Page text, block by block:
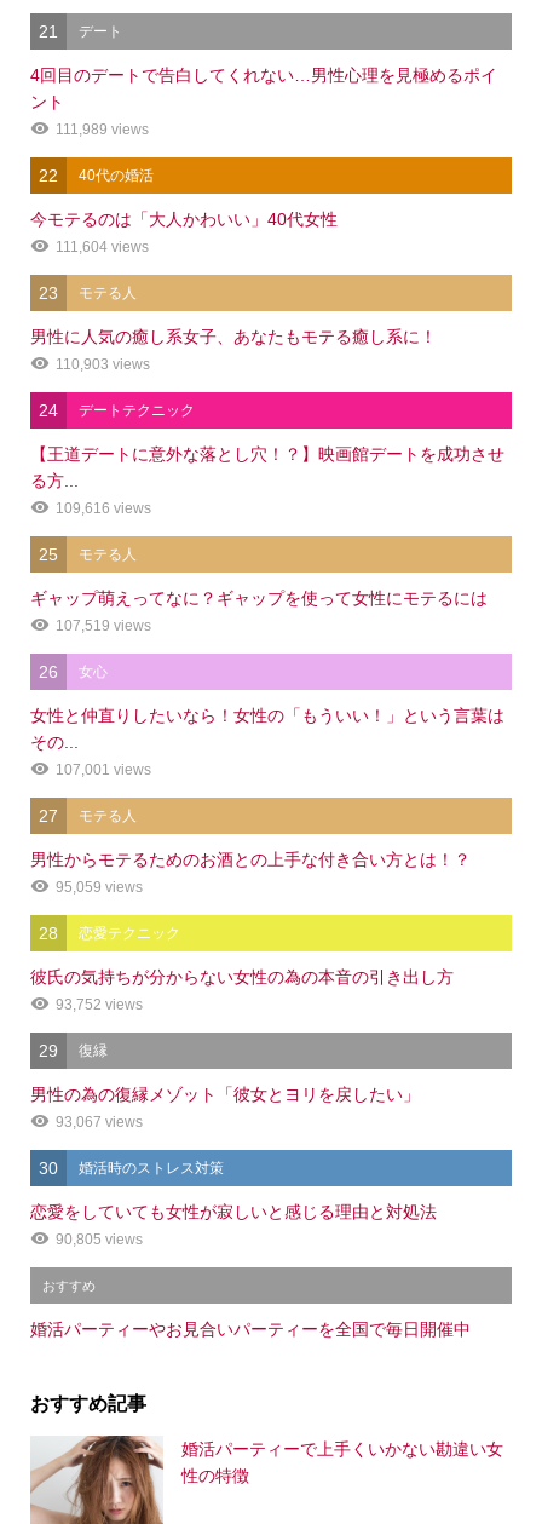
21 デート
4回目のデートで告白してくれない…男性心理を見極めるポイ
ント
111,989 views
22 40代の婚活
今モテるのは「大人かわいい」40代女性
111,604 views
23 モテる人
男性に人気の癒し系女子、あなたもモテる癒し系に！
110,903 views
24 デートテクニック
【王道デートに意外な落とし穴！？】映画館デートを成功させ
る方...
109,616 views
25 モテる人
ギャップ萌えってなに？ギャップを使って女性にモテるには
107,519 views
26 女心
女性と仲直りしたいなら！女性の「もういい！」という言葉は
その...
107,001 views
27 モテる人
男性からモテるためのお酒との上手な付き合い方とは！？
95,059 views
28 恋愛テクニック
彼氏の気持ちが分からない女性の為の本音の引き出し方
93,752 views
29 復縁
男性の為の復縁メゾット「彼女とヨリを戻したい」
93,067 views
30 婚活時のストレス対策
恋愛をしていても女性が寂しいと感じる理由と対処法
90,805 views
おすすめ
婚活パーティーやお見合いパーティーを全国で毎日開催中
おすすめ記事
婚活パーティーで上手くいかない勘違い女
性の特徴